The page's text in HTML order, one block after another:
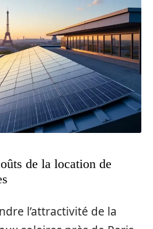
de la location de
l’attractivité de la